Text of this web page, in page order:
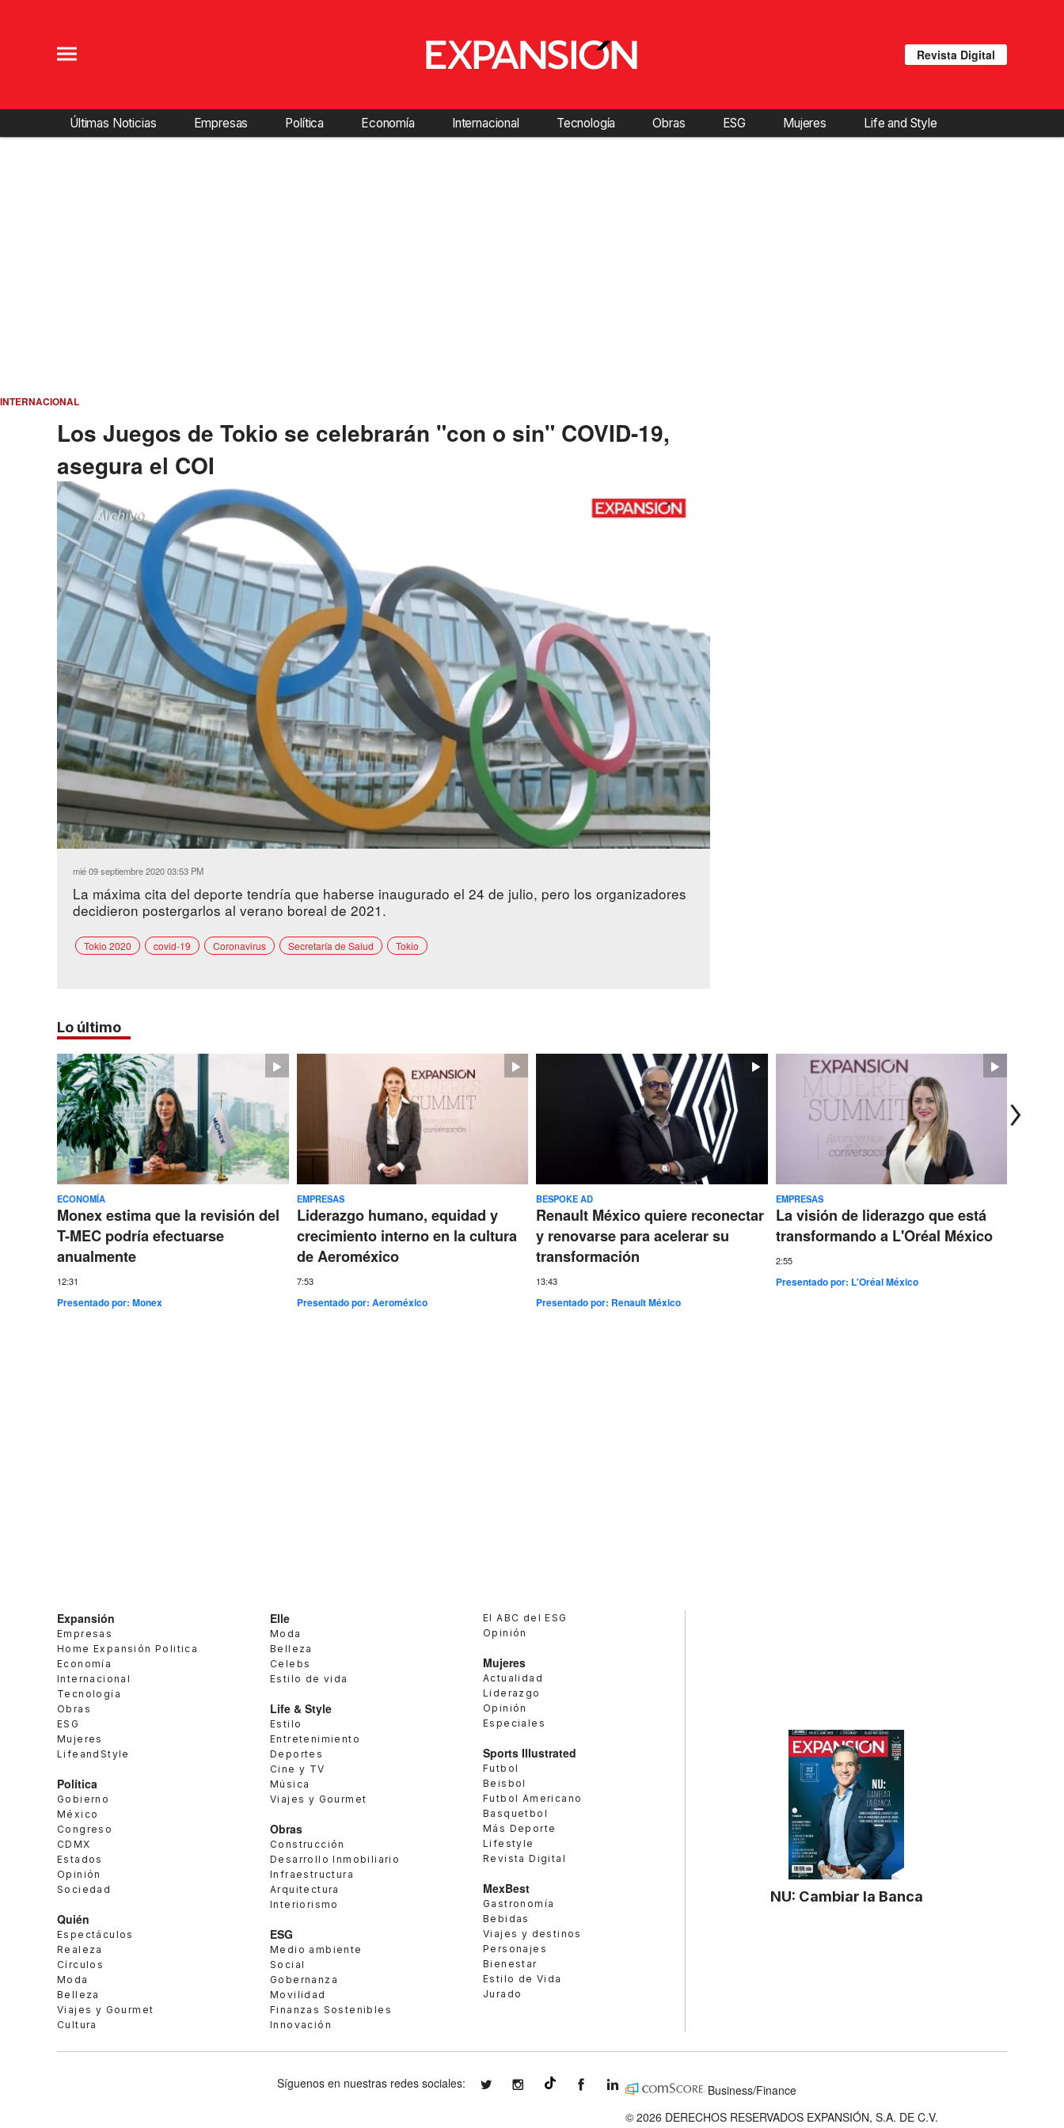
Revista Digital
Últimas Noticias Empresas Política Economía Internacional Tecnología Obras ESG Mujeres Life and Style
INTERNACIONAL
Los Juegos de Tokio se celebrarán "con o sin" COVID-19,
asegura el COI
Unmute Loaded:
45.35%
mié 09 septiembre 2020 03:53 PM
La máxima cita del deporte tendría que haberse inaugurado el 24 de julio, pero los organizadores
decidieron postergarlos al verano boreal de 2021.
Tokio 2020 covid-19 Coronavirus Secretaría de Salud Tokio
Lo último
ECONOMÍA
Monex estima que la revisión del
T-MEC podría efectuarse
anualmente
12:31
Presentado por:Monex
EMPRESAS
Liderazgo humano, equidad y
crecimiento interno en la cultura
de Aeroméxico
7:53
Presentado por: Aeroméxico
BESPOKE AD
Renault México quiere reconectar
y renovarse para acelerar su
transformación
13:43
Presentado por: Renault México
EMPRESAS
La visión de liderazgo que está
transformando a L'Oréal México
2:55
Presentado por: L'Oréal México
Expansión
Empresas
Home Expansión Politica
Economía
Internacional
Tecnología
Obras
ESG
Mujeres
LifeandStyle
Política
Gobierno
México
Congreso
CDMX
Estados
Opinión
Sociedad
Quién
Espectáculos
Realeza
Círculos
Moda
Belleza
Viajes y Gourmet
Cultura
Elle
Moda
Belleza
Celebs
Estilo de vida
Life & Style
Estilo
Entretenimiento
Deportes
Cine y TV
Música
Viajes y Gourmet
Obras
Construcción
Desarrollo Inmobiliario
Infraestructura
Arquitectura
Interiorismo
ESG
Medio ambiente
Social
Gobernanza
Movilidad
Finanzas Sostenibles
Innovación
El ABC del ESG
Opinión
Mujeres
Actualidad
Liderazgo
Opinión
Especiales
Sports Illustrated
Futbol
Beisbol
Futbol Americano
Basquetbol
Más Deporte
Lifestyle
Revista Digital
MexBest
Gastronomía
Bebidas
Viajes y destinos
Personajes
Bienestar
Estilo de Vida
Jurado
NU: Cambiar la Banca
Síguenos en nuestras redes sociales: expansionmxexpansionmx ExpansionMex
expansion
Business/Finance
© 2026 DERECHOS RESERVADOS EXPANSIÓN, S.A. DE C.V.